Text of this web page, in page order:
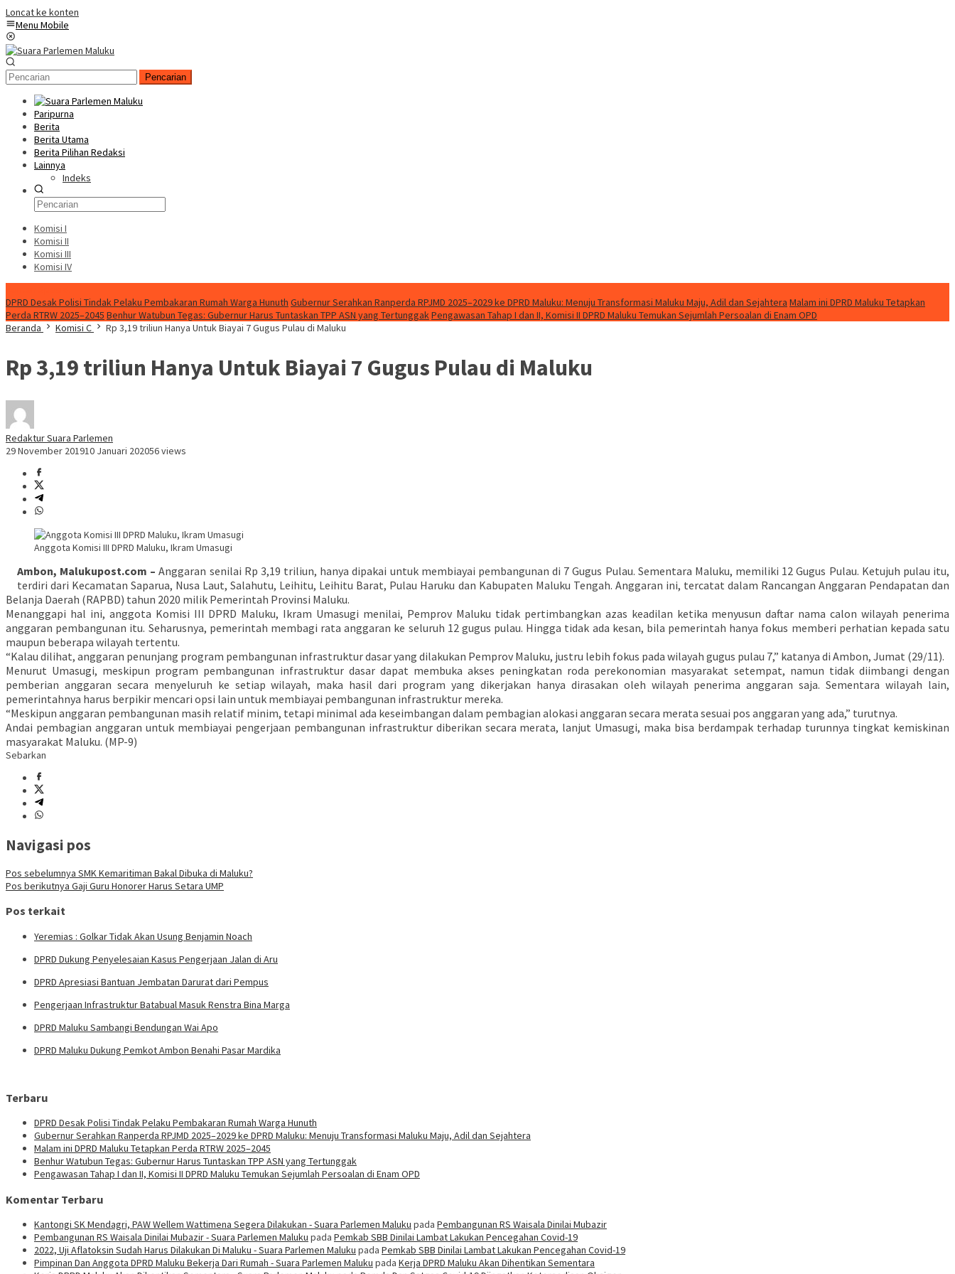
Loncat ke konten
Menu Mobile
Pencarian
Paripurna
Berita
Berita Utama
Berita Pilihan Redaksi
Lainnya
Indeks
Komisi I
Komisi II
Komisi III
Komisi IV
DPRD Desak Polisi Tindak Pelaku Pembakaran Rumah Warga Hunuth Gubernur Serahkan Ranperda RPJMD 2025–2029 ke DPRD Maluku: Menuju Transformasi Maluku Maju, Adil dan Sejahtera Malam ini DPRD Maluku Tetapkan
Perda RTRW 2025–2045 Benhur Watubun Tegas: Gubernur Harus Tuntaskan TPP ASN yang TertunggakPengawasan Tahap I dan II, Komisi II DPRD Maluku Temukan Sejumlah Persoalan di Enam OPD
Beranda
Komisi C Rp 3,19 triliun Hanya Untuk Biayai 7 Gugus Pulau di Maluku
Rp 3,19 triliun Hanya Untuk Biayai 7 Gugus Pulau di Maluku
Redaktur Suara Parlemen
29 November 201910 Januari 202056 views
Anggota Komisi III DPRD Maluku, Ikram Umasugi
Ambon, Malukupost.com – Anggaran senilai Rp 3,19 triliun, hanya dipakai untuk membiayai pembangunan di 7 Gugus Pulau. Sementara Maluku, memiliki 12 Gugus Pulau. Ketujuh pulau itu,
terdiri dari Kecamatan Saparua, Nusa Laut, Salahutu, Leihitu, Leihitu Barat, Pulau Haruku dan Kabupaten Maluku Tengah. Anggaran ini, tercatat dalam Rancangan Anggaran Pendapatan dan
Belanja Daerah (RAPBD) tahun 2020 milik Pemerintah Provinsi Maluku.
Menanggapi hal ini, anggota Komisi III DPRD Maluku, Ikram Umasugi menilai, Pemprov Maluku tidak pertimbangkan azas keadilan ketika menyusun daftar nama calon wilayah penerima
anggaran pembangunan itu. Seharusnya, pemerintah membagi rata anggaran ke seluruh 12 gugus pulau. Hingga tidak ada kesan, bila pemerintah hanya fokus memberi perhatian kepada satu
maupun beberapa wilayah tertentu.
“Kalau dilihat, anggaran penunjang program pembangunan infrastruktur dasar yang dilakukan Pemprov Maluku, justru lebih fokus pada wilayah gugus pulau 7,” katanya di Ambon, Jumat (29/11).
Menurut Umasugi, meskipun program pembangunan infrastruktur dasar dapat membuka akses peningkatan roda perekonomian masyarakat setempat, namun tidak diimbangi dengan
pemberian anggaran secara menyeluruh ke setiap wilayah, maka hasil dari program yang dikerjakan hanya dirasakan oleh wilayah penerima anggaran saja. Sementara wilayah lain,
pemerintahnya harus berpikir mencari opsi lain untuk membiayai pembangunan infrastruktur mereka.
“Meskipun anggaran pembangunan masih relatif minim, tetapi minimal ada keseimbangan dalam pembagian alokasi anggaran secara merata sesuai pos anggaran yang ada,” turutnya.
Andai pembagian anggaran untuk membiayai pengerjaan pembangunan infrastruktur diberikan secara merata, lanjut Umasugi, maka bisa berdampak terhadap turunnya tingkat kemiskinan
masyarakat Maluku. (MP-9)
Sebarkan
Navigasi pos
Pos sebelumnya SMK Kemaritiman Bakal Dibuka di Maluku?
Pos berikutnya Gaji Guru Honorer Harus Setara UMP
Pos terkait
Yeremias : Golkar Tidak Akan Usung Benjamin Noach
DPRD Dukung Penyelesaian Kasus Pengerjaan Jalan di Aru
DPRD Apresiasi Bantuan Jembatan Darurat dari Pempus
Pengerjaan Infrastruktur Batabual Masuk Renstra Bina Marga
DPRD Maluku Sambangi Bendungan Wai Apo
DPRD Maluku Dukung Pemkot Ambon Benahi Pasar Mardika
Terbaru
DPRD Desak Polisi Tindak Pelaku Pembakaran Rumah Warga Hunuth
Gubernur Serahkan Ranperda RPJMD 2025–2029 ke DPRD Maluku: Menuju Transformasi Maluku Maju, Adil dan Sejahtera
Malam ini DPRD Maluku Tetapkan Perda RTRW 2025–2045
Benhur Watubun Tegas: Gubernur Harus Tuntaskan TPP ASN yang Tertunggak
Pengawasan Tahap I dan II, Komisi II DPRD Maluku Temukan Sejumlah Persoalan di Enam OPD
Komentar Terbaru
Kantongi SK Mendagri, PAW Wellem Wattimena Segera Dilakukan - Suara Parlemen Maluku pada Pembangunan RS Waisala Dinilai Mubazir
Pembangunan RS Waisala Dinilai Mubazir - Suara Parlemen Maluku pada Pemkab SBB Dinilai Lambat Lakukan Pencegahan Covid-19
2022, Uji Aflatoksin Sudah Harus Dilakukan Di Maluku - Suara Parlemen Maluku pada Pemkab SBB Dinilai Lambat Lakukan Pencegahan Covid-19
Pimpinan Dan Anggota DPRD Maluku Bekerja Dari Rumah - Suara Parlemen Maluku pada Kerja DPRD Maluku Akan Dihentikan Sementara